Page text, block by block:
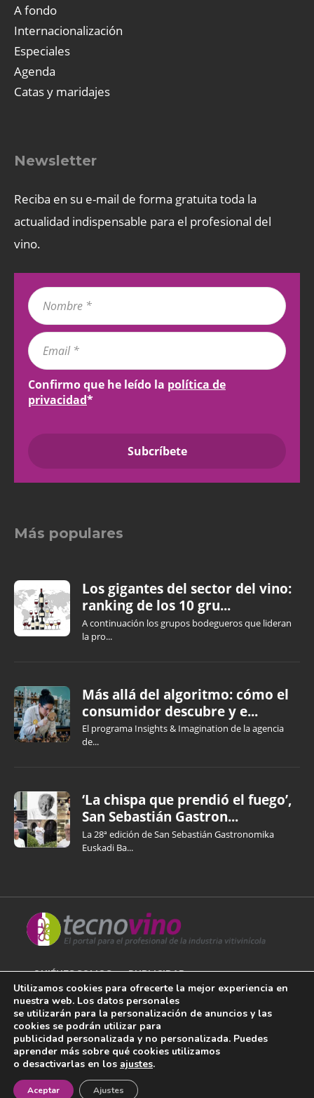
A fondo
Internacionalización
Especiales
Agenda
Catas y maridajes
Newsletter
Reciba en su e-mail de forma gratuita toda la
actualidad indispensable para el profesional del
vino.
Confirmo que he leído la política de
privacidad*
Más populares
Los gigantes del sector del vino:
ranking de los 10 gru...
A continuación los grupos bodegueros que lideran
la pro...
Más allá del algoritmo: cómo el
consumidor descubre y e...
El programa Insights & Imagination de la agencia
de...
‘La chispa que prendió el fuego’,
San Sebastián Gastron...
La 28ª edición de San Sebastián Gastronomika
Euskadi Ba...
QUIÉNES SOMOS PUBLICIDAD
AVISO LEGAL
POLÍTICA DE COOKIES
POLÍTICA DE PRIVACIDAD
CONTACTO¡Newsletter!
Utilizamos cookies para ofrecerte la mejor experiencia en
nuestra web. Los datos personales
se utilizarán para la personalización de anuncios y las
cookies se podrán utilizar para
publicidad personalizada y no personalizada. Puedes
aprender más sobre qué cookies utilizamos
o desactivarlas en los ajustes.
Aceptar Ajustes